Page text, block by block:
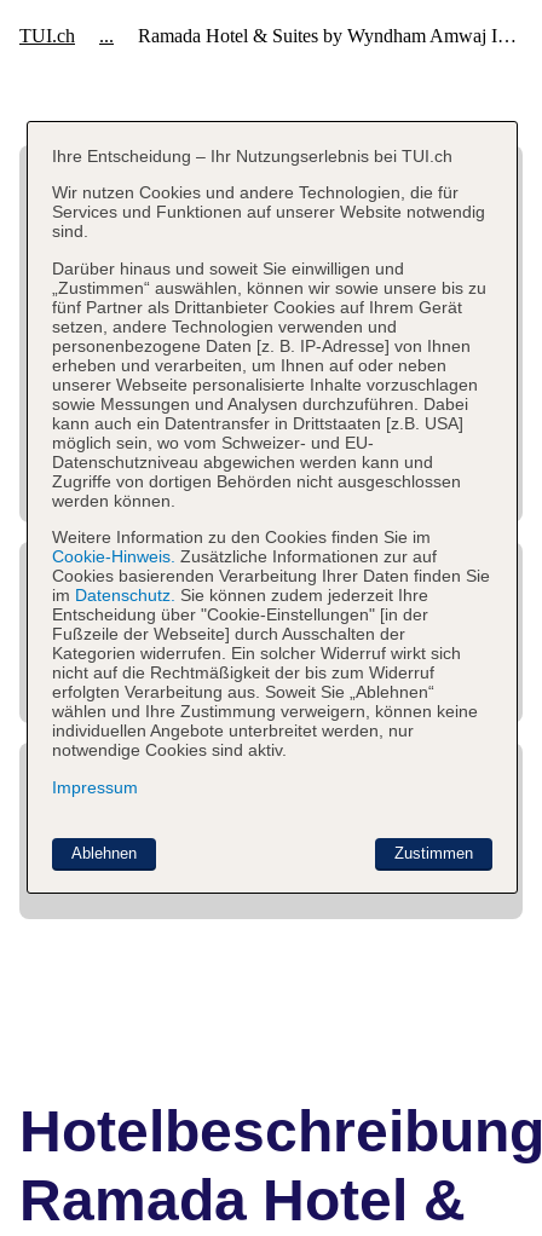
Ramada Hotel &
Ihre Entscheidung – Ihr Nutzungserlebnis bei TUI.ch
Wir nutzen Cookies und andere Technologien, die für
Services und Funktionen auf unserer Website notwendig
sind.
Darüber hinaus und soweit Sie einwilligen und
„Zustimmen“ auswählen, können wir sowie unsere bis zu
fünf Partner als Drittanbieter Cookies auf Ihrem Gerät
setzen, andere Technologien verwenden und
personenbezogene Daten [z. B. IP-Adresse] von Ihnen
erheben und verarbeiten, um Ihnen auf oder neben
unserer Webseite personalisierte Inhalte vorzuschlagen
sowie Messungen und Analysen durchzuführen. Dabei
kann auch ein Datentransfer in Drittstaaten [z.B. USA]
möglich sein, wo vom Schweizer- und EU-
Datenschutzniveau abgewichen werden kann und
Zugriffe von dortigen Behörden nicht ausgeschlossen
werden können.
Weitere Information zu den Cookies finden Sie im
Cookie-Hinweis. Zusätzliche Informationen zur auf
Cookies basierenden Verarbeitung Ihrer Daten finden Sie
im Datenschutz. Sie können zudem jederzeit Ihre
Entscheidung über "Cookie-Einstellungen" [in der
Fußzeile der Webseite] durch Ausschalten der
Kategorien widerrufen. Ein solcher Widerruf wirkt sich
nicht auf die Rechtmäßigkeit der bis zum Widerruf
erfolgten Verarbeitung aus. Soweit Sie „Ablehnen“
wählen und Ihre Zustimmung verweigern, können keine
individuellen Angebote unterbreitet werden, nur
notwendige Cookies sind aktiv.
Impressum
Zustimmen
Ablehnen